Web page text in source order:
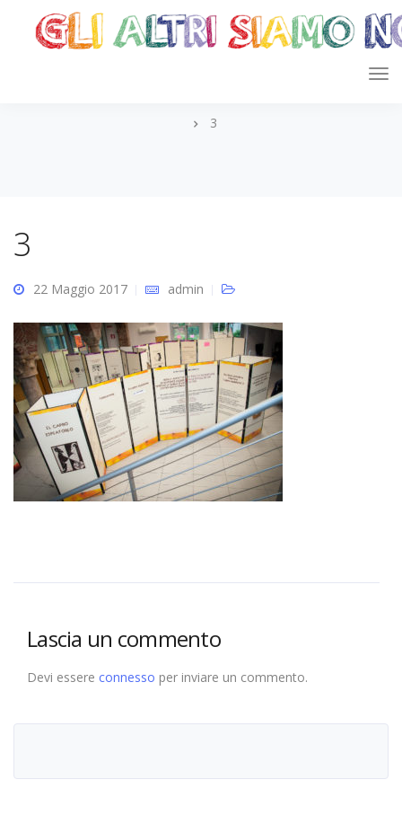
3
3
22 Maggio 2017 admin
Lascia un commento
Devi essere connesso per inviare un commento.